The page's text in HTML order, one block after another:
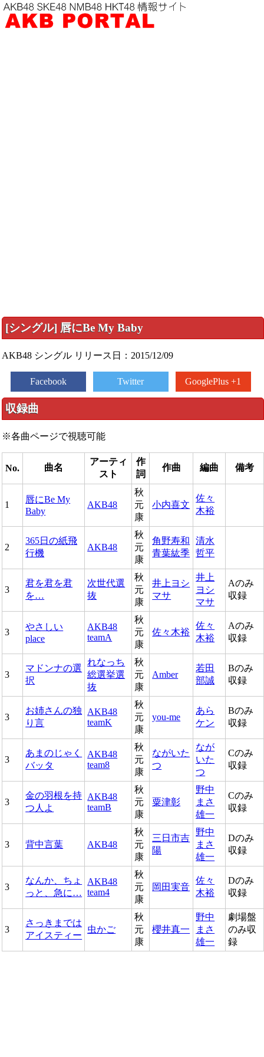
[シングル] 唇にBe My Baby
AKB48 シングル リリース日：2015/12/09
Facebook Twitter GooglePlus +1
収録曲
※各曲ページで視聴可能
No. 曲名
アーティ
スト
作
詞
作曲 編曲 備考
1
唇にBe My
Baby
AKB48
秋
元
康
小内喜文
佐々
木裕
2
365日の紙飛
行機
AKB48
秋
元
康
角野寿和
青葉紘季
清水
哲平
3
君を君を君
を…
次世代選
抜
秋
元
康
井上ヨシ
マサ
井上
ヨシ
マサ
Aのみ
収録
3
やさしい
place
AKB48
teamA
秋
元
康
佐々木裕
佐々
木裕
Aのみ
収録
3
マドンナの選
択
れなっち
総選挙選
抜
秋
元
康
Amber
若田
部誠
Bのみ
収録
3
お姉さんの独
り言
AKB48
teamK
秋
元
康
you-me
あら
ケン
Bのみ
収録
3
あまのじゃく
バッタ
AKB48
team8
秋
元
康
ながいた
つ
なが
いた
つ
Cのみ
収録
3
金の羽根を持
つ人よ
AKB48
teamB
秋
元
康
粟津彰
野中
まさ
雄一
Cのみ
収録
3 背中言葉 AKB48
秋
元
康
三日市吉
陽
野中
まさ
雄一
Dのみ
収録
3
なんか、ちょ
っと、急に…
AKB48
team4
秋
元
康
岡田実音
佐々
木裕
Dのみ
収録
3
さっきまでは
アイスティー
虫かご
秋
元
康
櫻井真一
野中
まさ
雄一
劇場盤
のみ収
録